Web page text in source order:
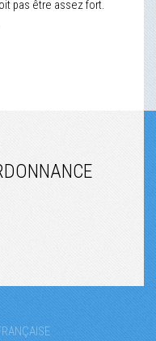
pas être assez fort.